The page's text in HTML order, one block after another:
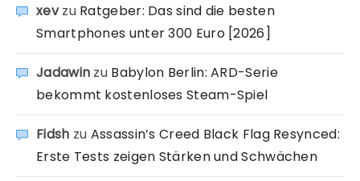
xevzu Ratgeber: Das sind die besten
Smartphones unter 300 Euro [2026]
Jadawin zu Babylon Berlin: ARD-Serie
bekommt kostenloses Steam-Spiel
Fidsh zu Assassin’s Creed Black Flag Resynced:
Erste Tests zeigen Stärken und Schwächen